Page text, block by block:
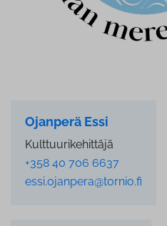
Ojanperä Essi
Kulttuurikehittäjä
+358 40 706 6637
essi.ojanpera@tornio.fi